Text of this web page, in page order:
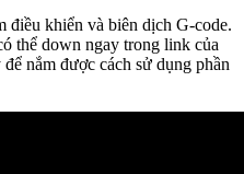
điều khiển và biên dịch G-code.
thể down ngay trong link của
nắm được cách sử dụng phần